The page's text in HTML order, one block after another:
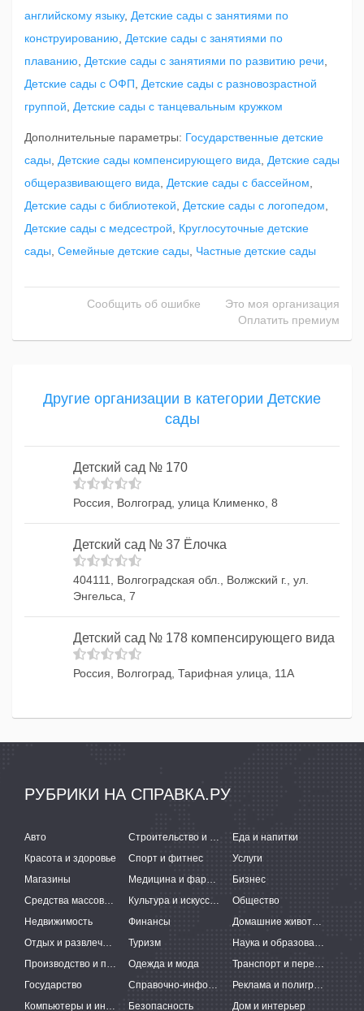
английскому языку, Детские сады с занятиями по
конструированию
Детские сады с занятиями по
плаванию
Детские сады с занятиями по развитию речи
Детские сады с ОФП
Детские сады с разновозрастной
группой
Детские сады с танцевальным кружком
Дополнительные параметры: Государственные детские
сады
Детские сады компенсирующего вида
Детские сады
общеразвивающего вида
Детские сады с бассейном
Детские сады с библиотекой
Детские сады с логопедом
Детские сады с медсестрой
Круглосуточные детские
сады Семейные детские сады Частные детские сады
Сообщить об ошибке
Это моя организация
Оплатить премиум
Другие организации в категории Детские
сады
Детский сад № 170
Россия, Волгоград, улица Клименко, 8
Детский сад № 37 Ёлочка
404111, Волгоградская обл., Волжский г., ул.
Энгельса, 7
Детский сад № 178 компенсирующего вида
Россия, Волгоград, Тарифная улица, 11А
РУБРИКИ НА СПРАВКА.РУ
Авто Строительство и ремонт
Еда и напитки
Красота и здоровье
Спорт и фитнес
Услуги
Магазины
Медицина и фармацевтика
Бизнес
Средства массовой информации
Культура и искусство
Общество
Недвижимость
Финансы
Домашние животные
Отдых и развлечения
Туризм
Наука и образование
Производство и поставки
Одежда и мода
Транспорт и перевозки
Государство
Справочно-информационные системы
Реклама и полиграфия
Компьютеры и интернет
Безопасность Дом и интерьер